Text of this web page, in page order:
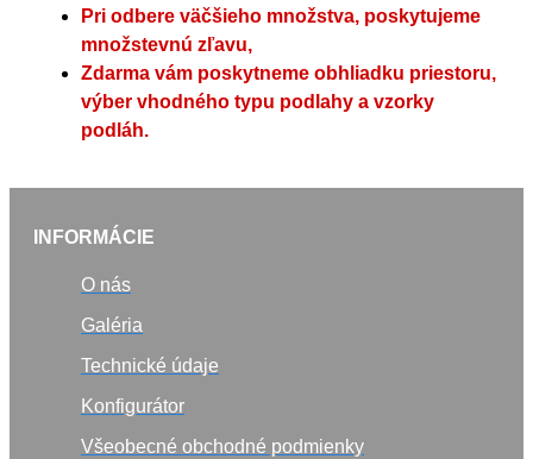
Pri odbere väčšieho množstva, poskytujeme
množstevnú zľavu,
Zdarma vám poskytneme obhliadku priestoru,
výber vhodného typu podlahy a vzorky
podláh.
INFORMÁCIE
O nás
Galéria
Technické údaje
Konfigurátor
Všeobecné obchodné podmienky